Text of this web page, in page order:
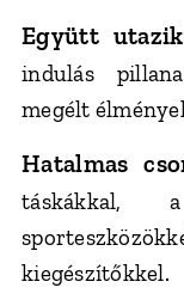
Együtt
indulás
megélt
Hatalmas
táskákkal,
kiegészítőkkel.